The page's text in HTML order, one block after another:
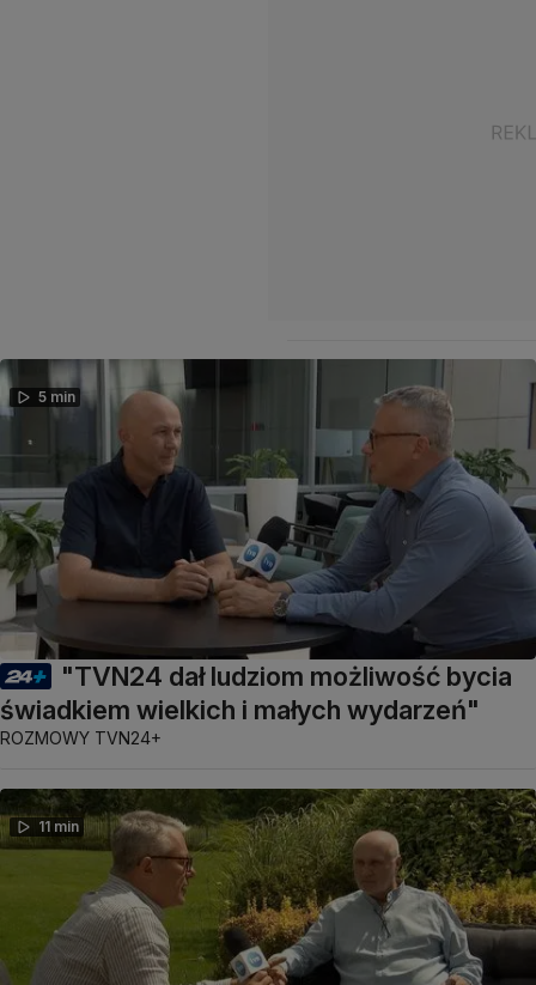
5 min
"TVN24 dał ludziom możliwość bycia
świadkiem wielkich i małych wydarzeń"
ROZMOWY TVN24+
11 min